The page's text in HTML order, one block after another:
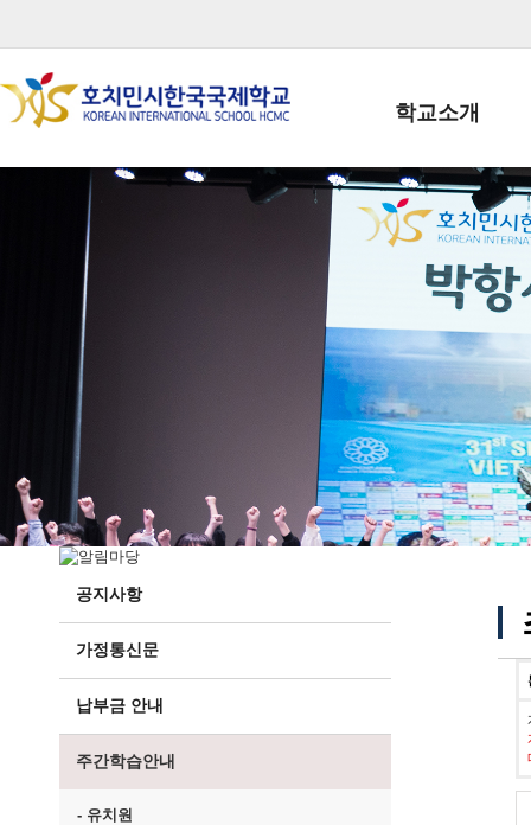
학교소개
학교장인사말
학생회장인사말
학교상징
학교 CI
교직원현황
학생현황
위치/전화
전경사진
공지사항
가정통신문
납부금 안내
주간학습안내
- 유치원